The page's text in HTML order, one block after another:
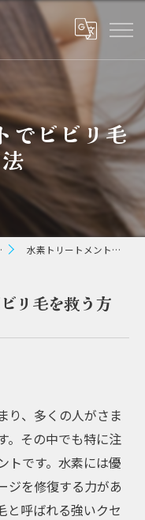
でビビリ毛
水素トリートメントでビビリ毛を救う方法
リ毛を救う方
り、多くの人がさま
。その中でも特に注
トです。水素には優
ジを修復する力があ
と呼ばれる強いクセ